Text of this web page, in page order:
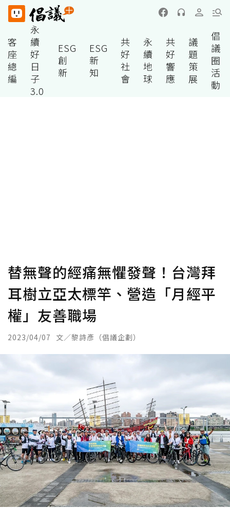
客
座
總
編
永
續
好
日
子
3.0
ESG
創
新
ESG
新
知
共
好
社
會
永
續
地
球
共
好
響
應
議
題
策
展
倡
議
圈
活
動
替無聲的經痛無懼發聲！台灣拜
耳樹立亞太標竿、營造「月經平
權」友善職場
2023/04/07 文／黎詩彥（倡議企劃）